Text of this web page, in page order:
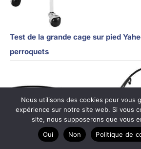
Test de la grande cage sur pied
perroquets
Nous utilisons des cookies pour vous
expérience sur notre site web. Si vous
site, nous supposerons que vous
Oui
Non Politique de